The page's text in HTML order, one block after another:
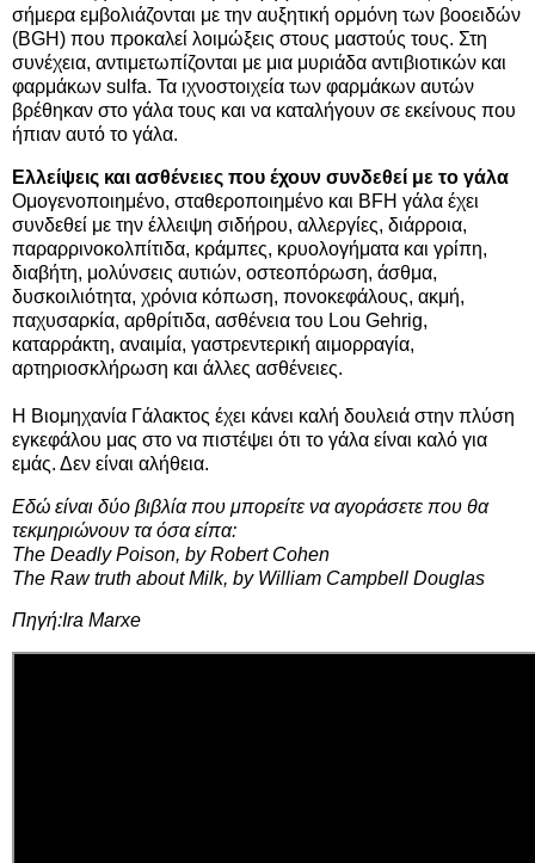
σήμερα εμβολιάζονται με την αυξητική ορμόνη των βοοειδών
(BGH) που προκαλεί λοιμώξεις στους μαστούς τους. Στη
συνέχεια, αντιμετωπίζονται με μια μυριάδα αντιβιοτικών και
φαρμάκων sulfa. Τα ιχνοστοιχεία των φαρμάκων αυτών
βρέθηκαν στο γάλα τους και να καταλήγουν σε εκείνους που
ήπιαν αυτό το γάλα.
Ελλείψεις και ασθένειες που έχουν συνδεθεί με το γάλα
Ομογενοποιημένο, σταθεροποιημένο και BFH γάλα έχει
συνδεθεί με την έλλειψη σιδήρου, αλλεργίες, διάρροια,
παραρρινοκολπίτιδα, κράμπες, κρυολογήματα και γρίπη,
διαβήτη, μολύνσεις αυτιών, οστεοπόρωση, άσθμα,
δυσκοιλιότητα, χρόνια κόπωση, πονοκεφάλους, ακμή,
παχυσαρκία, αρθρίτιδα, ασθένεια του Lou Gehrig,
καταρράκτη, αναιμία, γαστρεντερική αιμορραγία,
αρτηριοσκλήρωση και άλλες ασθένειες.
Η Βιομηχανία Γάλακτος έχει κάνει καλή δουλειά στην πλύση
εγκεφάλου μας στο να πιστέψει ότι το γάλα είναι καλό για
εμάς. Δεν είναι αλήθεια.
Εδώ είναι δύο βιβλία που μπορείτε να αγοράσετε που θα
τεκμηριώνουν τα όσα είπα:
The Deadly Poison, by Robert Cohen
The Raw truth about Milk, by William Campbell Douglas
Πηγή:Ira Marxe